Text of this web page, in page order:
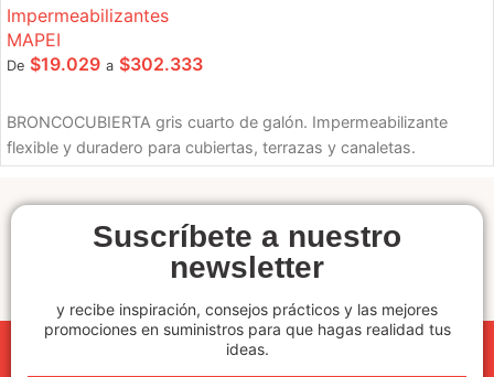
Impermeabilizantes
MAPEI
De $19.029 a $302.333
BRONCOCUBIERTA gris cuarto de galón. Impermeabilizante
flexible y duradero para cubiertas, terrazas y canaletas.
Suscríbete a nuestro
newsletter
y recibe inspiración, consejos prácticos y las mejores
promociones en suministros para que hagas realidad tus
ideas.